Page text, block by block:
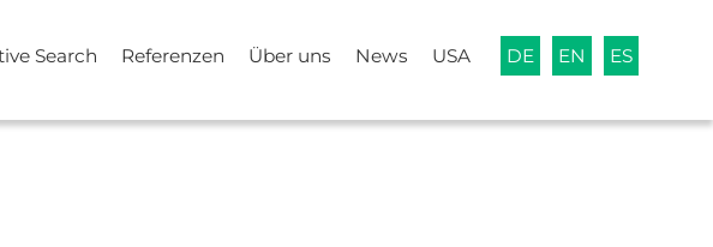
Search Referenzen Über uns News USA DE EN ES